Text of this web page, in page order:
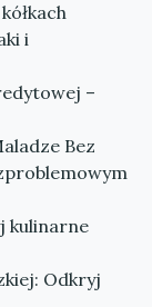
i
–
Bez
kulinarne
Odkryj